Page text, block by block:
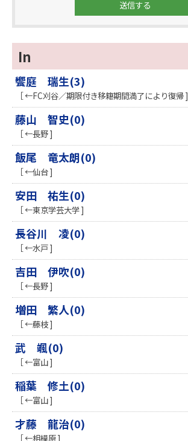
In
饗庭 瑞生(3)
［ ←FC刈谷／期限付き移籍期間満了により復帰 ]
藤山 智史(0)
［ ←長野 ]
飯尾 竜太朗(0)
［ ←仙台 ]
安田 祐生(0)
［ ←東京学芸大学 ]
長谷川 凌(0)
［ ←水戸 ]
吉田 伊吹(0)
［ ←長野 ]
増田 繁人(0)
［ ←藤枝 ]
武 颯(0)
［ ←富山 ]
稲葉 修土(0)
［ ←富山 ]
才藤 龍治(0)
［ ←相模原 ]